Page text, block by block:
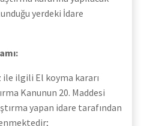
yerdeki İdare
ile ilgili El koyma kararı
Kanunun 20. Maddesi
yapan idare tarafından